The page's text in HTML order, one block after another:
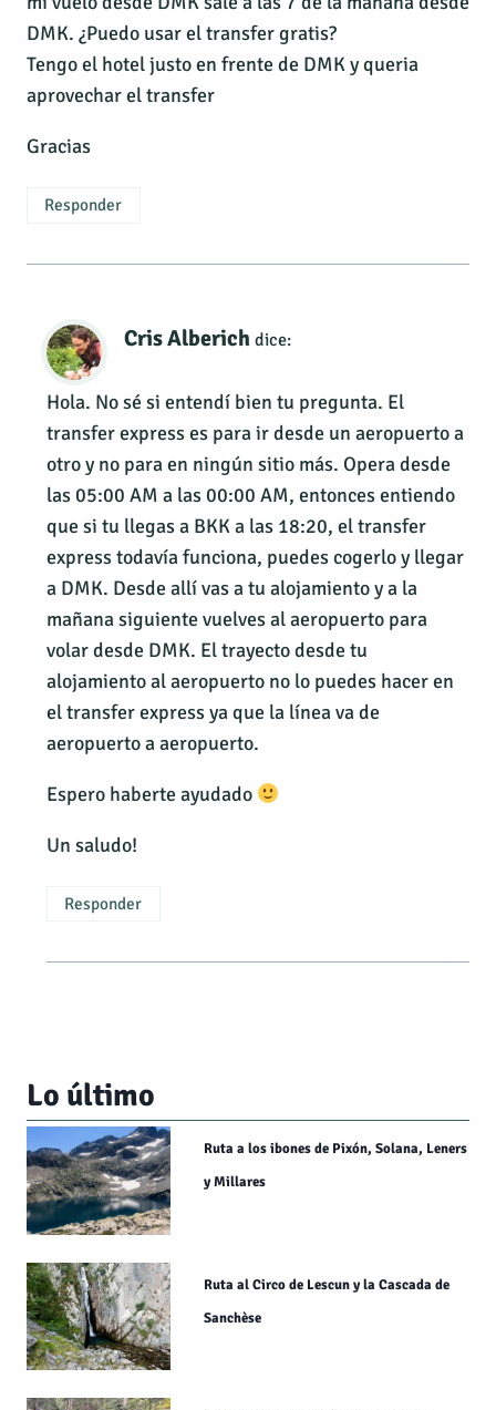
DMK. ¿Puedo usar el transfer gratis?
Tengo el hotel justo en frente de DMK y queria
aprovechar el transfer
Gracias
Responder
Cris Alberich dice:
Hola. No sé si entendí bien tu pregunta. El
transfer express es para ir desde un aeropuerto a
otro y no para en ningún sitio más. Opera desde
las 05:00 AM a las 00:00 AM, entonces entiendo
que si tu llegas a BKK a las 18:20, el transfer
express todavía funciona, puedes cogerlo y llegar
a DMK. Desde allí vas a tu alojamiento y a la
mañana siguiente vuelves al aeropuerto para
volar desde DMK. El trayecto desde tu
alojamiento al aeropuerto no lo puedes hacer en
el transfer express ya que la línea va de
aeropuerto a aeropuerto.
Espero haberte ayudado
Un saludo!
Responder
Lo último
Ruta a los ibones de Pixón, Solana, Leners
y Millares
Ruta al Circo de Lescun y la Cascada de
Sanchèse